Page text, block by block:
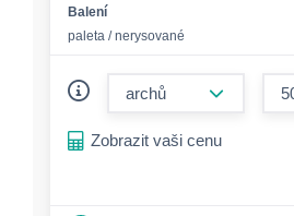
Balení
paleta / nerysované
Zobrazit vaši cenu